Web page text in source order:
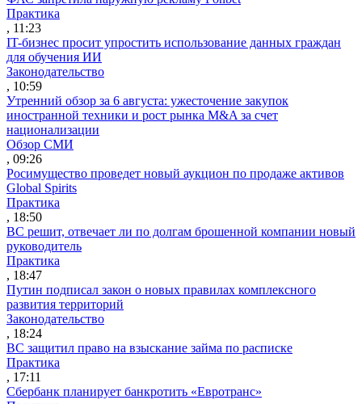
Практика
, 11:23
IT-бизнес просит упростить использование данных граждан
для обучения ИИ
Законодательство
, 10:59
Утренний обзор за 6 августа: ужесточение закупок
иностранной техники и рост рынка M&A за счет
национализации
Обзор СМИ
, 09:26
Росимущество проведет новый аукцион по продаже активов
Global Spirits
Практика
, 18:50
ВС решит, отвечает ли по долгам брошенной компании новый
руководитель
Практика
, 18:47
Путин подписал закон о новых правилах комплексного
развития территорий
Законодательство
, 18:24
ВС защитил право на взыскание займа по расписке
Практика
, 17:11
Сбербанк планирует банкротить «Евротранс»